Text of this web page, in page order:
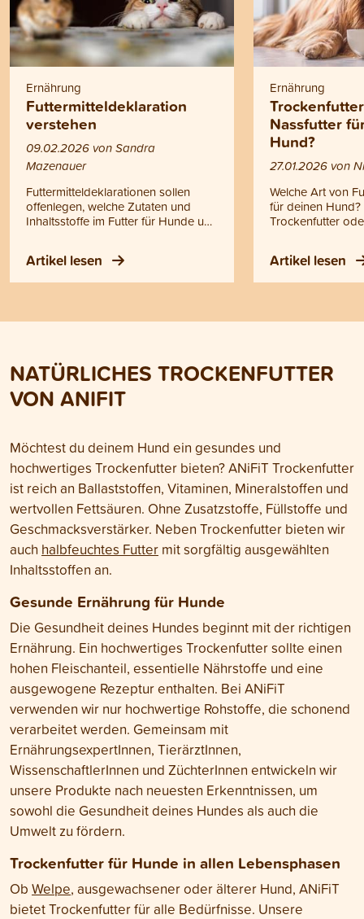
Ernährung
Futtermitteldeklaration
verstehen
09.02.2026 von Sandra
Mazenauer
Futtermitteldeklarationen sollen
offenlegen, welche Zutaten und
Inhaltsstoffe im Futter für Hunde und
Tierhalterinnen und Tierhalter
wissen nicht, worauf sie achten
und zeigen dir die Unterschiede
Konkurrenzprodukte.
Artikel lesen
Ernährung
Nassfutter
Hund?
27.01.2026 von
Welche Art von
für deinen
Trockenfutter
des
mit allen
Unterschiede,
Hundes
Artikel lesen
NATÜRLICHES TROCKENFUTTER
VON ANIFIT
Möchtest du deinem Hund ein gesundes und
hochwertiges Trockenfutter bieten? ANiFiT Trockenfutter
ist reich an Ballaststoffen, Vitaminen, Mineralstoffen und
wertvollen Fettsäuren. Ohne Zusatzstoffe, Füllstoffe und
Geschmacksverstärker. Neben Trockenfutter bieten wir
auch halbfeuchtes Futter mit sorgfältig ausgewählten
Inhaltsstoffen an.
Gesunde Ernährung für Hunde
Die Gesundheit deines Hundes beginnt mit der richtigen
Ernährung. Ein hochwertiges Trockenfutter sollte einen
hohen Fleischanteil, essentielle Nährstoffe und eine
ausgewogene Rezeptur enthalten. Bei ANiFiT
verwenden wir nur hochwertige Rohstoffe, die schonend
verarbeitet werden. Gemeinsam mit
ErnährungsexpertInnen, TierärztInnen,
WissenschaftlerInnen und ZüchterInnen entwickeln wir
unsere Produkte nach neuesten Erkenntnissen, um
sowohl die Gesundheit deines Hundes als auch die
Umwelt zu fördern.
Trockenfutter für Hunde in allen Lebensphasen
Ob Welpe, ausgewachsener oder älterer Hund, ANiFiT
bietet Trockenfutter für alle Bedürfnisse. Unsere